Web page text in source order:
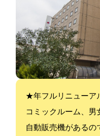
★2021年フルリニューア
コミックルーム、男
自動販売機がある